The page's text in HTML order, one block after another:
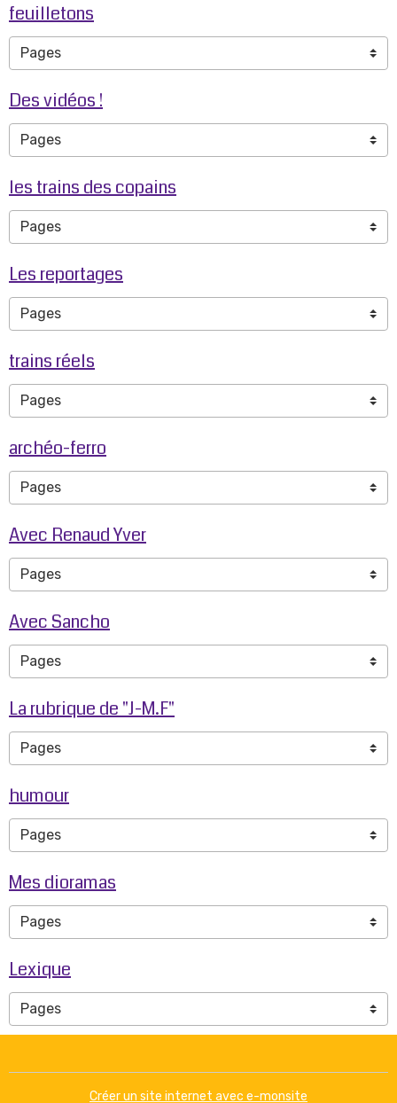
feuilletons
Des vidéos !
les trains des copains
Les reportages
trains réels
archéo-ferro
Avec Renaud Yver
Avec Sancho
La rubrique de "J-M.F"
humour
Mes dioramas
Lexique
Créer un site internet avec e-monsite